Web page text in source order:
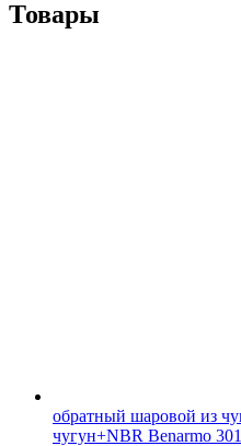
Товары
обратный шаровой из
чугун+NBR Benarmo